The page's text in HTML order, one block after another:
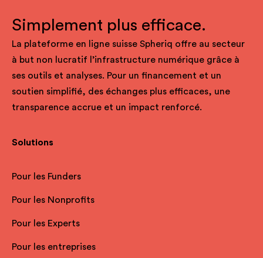
Simplement plus efficace.
La plateforme en ligne suisse Spheriq offre au secteur
à but non lucratif l’infrastructure numérique grâce à
ses outils et analyses. Pour un financement et un
soutien simplifié, des échanges plus efficaces, une
transparence accrue et un impact renforcé.
Solutions
Pour les Funders
Pour les Nonprofits
Pour les Experts
Pour les entreprises